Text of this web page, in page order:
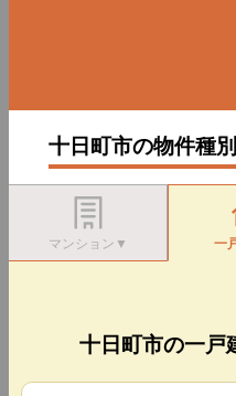
十日町市の物件種
マンション▼ 一
十日町市の一戸